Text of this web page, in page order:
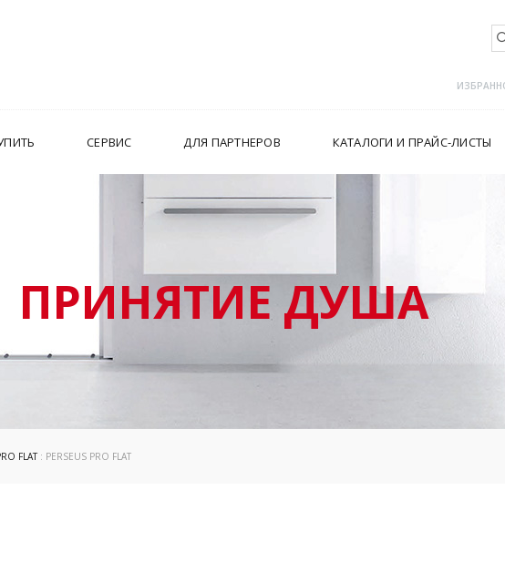
СЕРВИС ДЛЯ ПАРТНЕРОВ КАТАЛОГИ И ПРАЙС-ЛИСТЫ
ПРИНЯТИЕ ДУША
FLAT: PERSEUS PRO FLAT